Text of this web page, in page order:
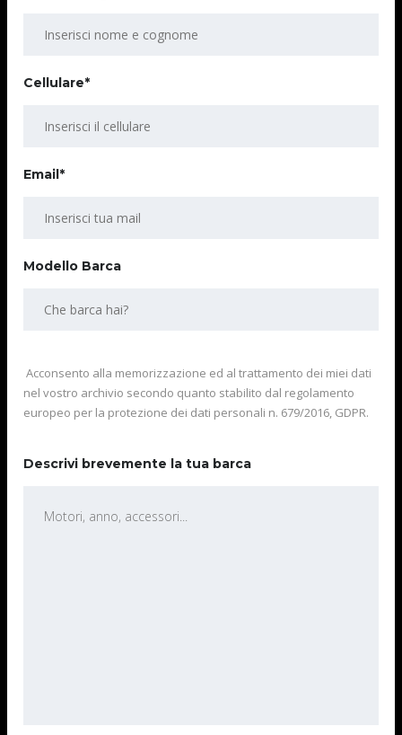
Cellulare*
Email*
Modello Barca
Acconsento alla memorizzazione ed al trattamento dei miei dati
nel vostro archivio secondo quanto stabilito dal regolamento
europeo per la protezione dei dati personali n. 679/2016, GDPR.
Descrivi brevemente la tua barca